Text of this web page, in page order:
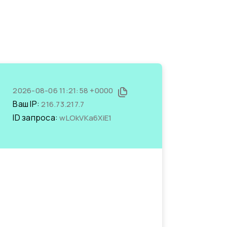
2026-08-06 11:21:58 +0000
Ваш IP:216.73.217.7
ID запроса:wLOkVKa6XiE1